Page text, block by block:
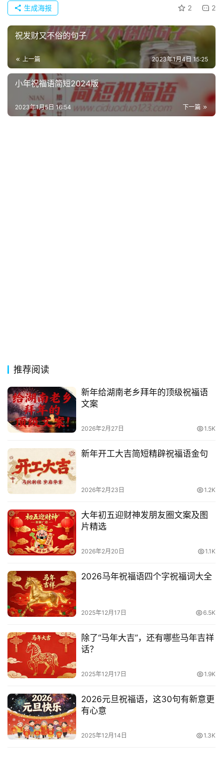
影
词
其
词
2 2
生成海报
祝发财又不俗的句子
上一篇 2023年1月4日 15:25
小年祝福语简短2024版
下一篇
2023年1月5日 16:54
推荐阅读
新年给湖南老乡拜年的顶级祝福语
文案
2026年2月27日 1.5K
新年开工大吉简短精辟祝福语金句
2026年2月23日 1.2K
大年初五迎财神发朋友圈文案及图
片精选
2026年2月20日 1.1K
2026马年祝福语四个字祝福词大全
2025年12月17日 6.5K
除了“马年大吉”，还有哪些马年吉祥
话？
2025年12月17日 1.9K
2026元旦祝福语，这30句有新意更
有心意
2025年12月14日 1.3K